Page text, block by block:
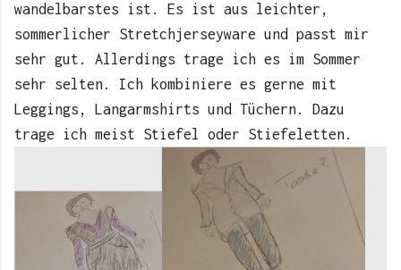
wandelbarstes ist. Es ist aus leichter,
sommerlicher Stretchjerseyware und passt mir
sehr gut. Allerdings trage ich es im Sommer
sehr selten. Ich kombiniere es gerne mit
Leggings, Langarmshirts und Tüchern. Dazu
trage ich meist Stiefel oder Stiefeletten.